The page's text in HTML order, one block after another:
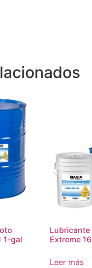
1-gal
Lubricante
Extreme
Leer más